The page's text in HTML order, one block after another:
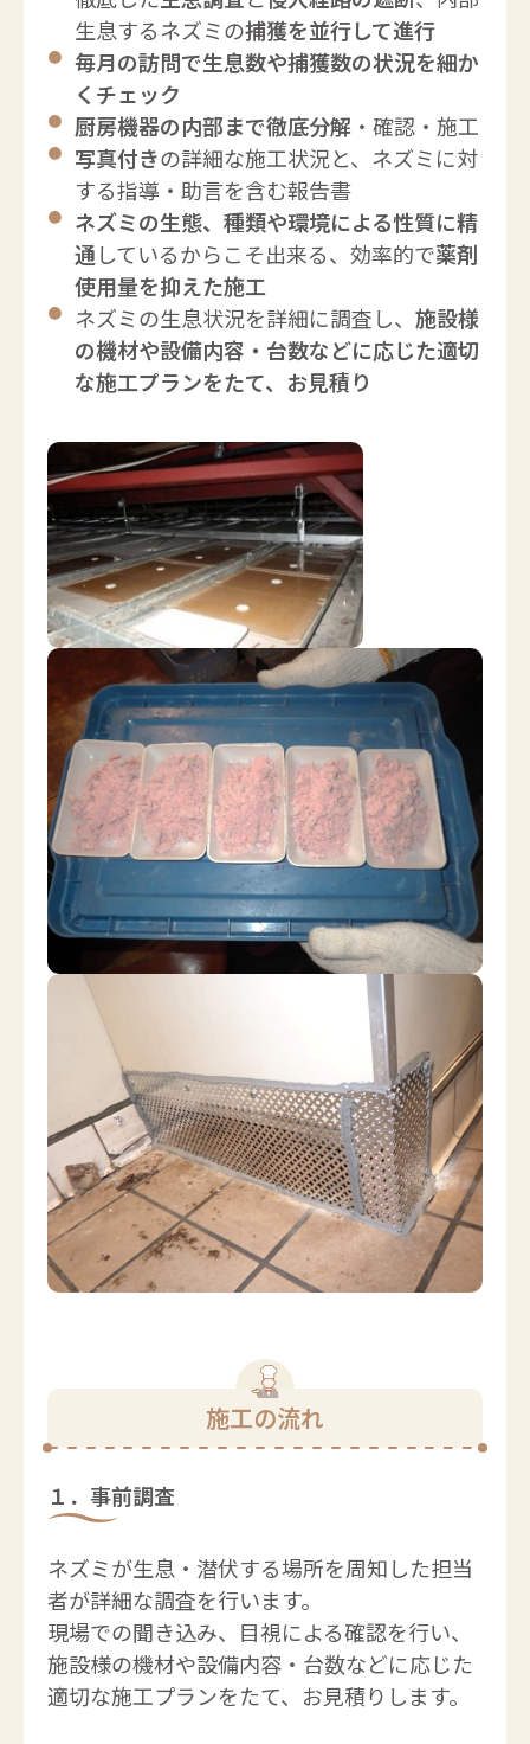
生息するネズミの捕獲を並行して進行
毎月の訪問で生息数や捕獲数の状況を細か
くチェック
厨房機器の内部まで徹底分解 ・確認・施工
写真付きの詳細な施工状況と、ネズミに対
する指導・助言を含む報告書
ネズミの生態、種類や環境による性質に精
通しているからこそ出来る、効率的で薬剤
使用量を抑えた施工
ネズミの生息状況を詳細に調査し、施設様
の機材や設備内容・台数などに応じた適切
な施工プランをたて、お見積り
施工の流れ
１．事前調査
ネズミが生息・潜伏する場所を周知した担当
者が詳細な調査を行います。
現場での聞き込み、目視による確認を行い、
施設様の機材や設備内容・台数などに応じた
適切な施工プランをたて、お見積りします。